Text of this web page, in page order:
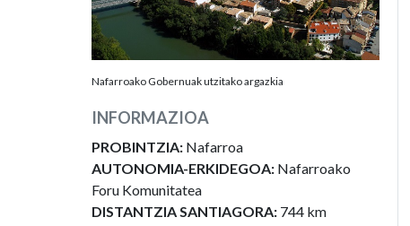
Nafarroako Gobernuak utzitako argazkia
INFORMAZIOA
PROBINTZIA: Nafarroa
AUTONOMIA-ERKIDEGOA: Nafarroako
Foru Komunitatea
DISTANTZIA SANTIAGORA: 744 km